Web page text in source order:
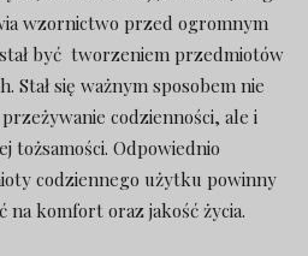
wzornictwo przed ogromnym
być tworzeniem przedmiotów
Stał się ważnym sposobem nie
codzienności, ale i
tożsamości. Odpowiednio
codziennego użytku powinny
na komfort oraz jakość życia.